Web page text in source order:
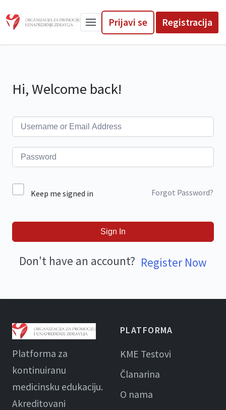
Prijavi se Registracija
Hi, Welcome back!
Keep me signed in Forgot Password?
Sign In
Don't have an account? Register Now
Platforma za
kontinuiranu
medicinsku edukaciju.
Akreditovani
PLATFORMA
KME Testovi
Članarina
O nama